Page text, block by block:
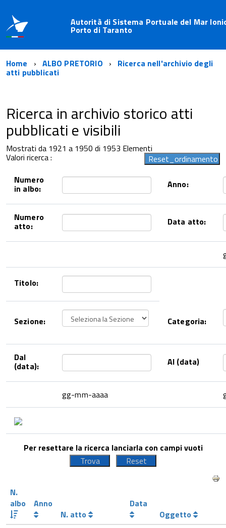
Autorità di Sistema Portuale del Mar
Porto di Taranto
Home ALBO PRETORIO Ricerca nell'archivio degli
atti pubblicati
Ricerca in archivio storico atti
pubblicati e visibili
Mostrati da 1921 a 1950 di 1953 Elementi
Valori ricerca :
Numero
in albo: Anno:
Numero
atto: Data atto:
Titolo:
Sezione: Categoria:
Dal
(data): Al (data)
gg-mm-aaaa
Per resettare la ricerca lanciarla con campi vuoti
N.
albo
Anno
N. atto
Data
Oggetto